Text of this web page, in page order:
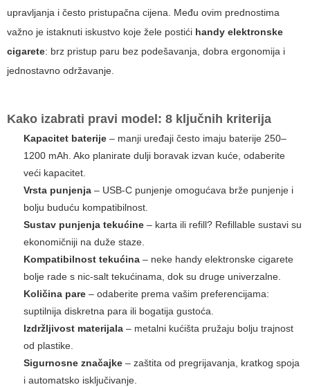
upravljanja i često pristupačna cijena. Među ovim prednostima
važno je istaknuti iskustvo koje žele postići handy elektronske
cigarete: brz pristup paru bez podešavanja, dobra ergonomija i
jednostavno održavanje.
Kako izabrati pravi model: 8 ključnih kriterija
Kapacitet baterije – manji uređaji često imaju baterije 250–
1200 mAh. Ako planirate dulji boravak izvan kuće, odaberite
veći kapacitet.
Vrsta punjenja – USB-C punjenje omogućava brže punjenje i
bolju buduću kompatibilnost.
Sustav punjenja tekućine – karta ili refill? Refillable sustavi su
ekonomičniji na duže staze.
Kompatibilnost tekućina – neke handy elektronske cigarete
bolje rade s nic-salt tekućinama, dok su druge univerzalne.
Količina pare – odaberite prema vašim preferencijama:
suptilnija diskretna para ili bogatija gustoća.
Izdržljivost materijala – metalni kućišta pružaju bolju trajnost
od plastike.
Sigurnosne značajke – zaštita od pregrijavanja, kratkog spoja
i automatsko isključivanje.